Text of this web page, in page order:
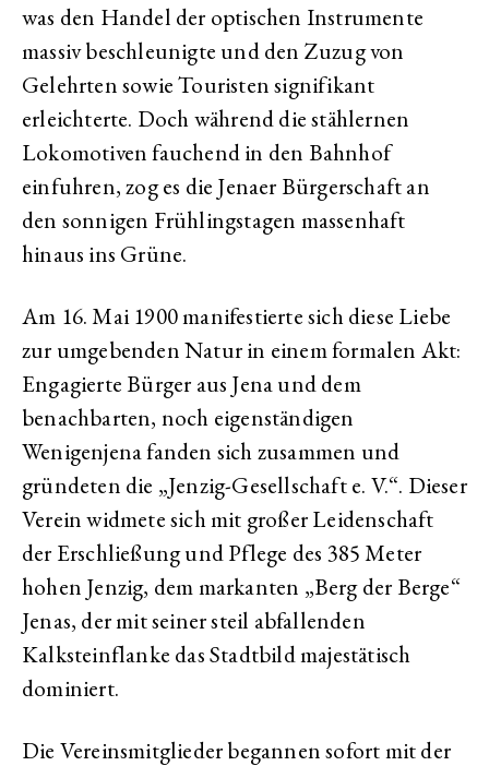
was den Handel der optischen Instrumente
massiv beschleunigte und den Zuzug von
Gelehrten sowie Touristen signifikant
erleichterte. Doch während die stählernen
Lokomotiven fauchend in den Bahnhof
einfuhren, zog es die Jenaer Bürgerschaft an
den sonnigen Frühlingstagen massenhaft
hinaus ins Grüne.
Am 16. Mai 1900 manifestierte sich diese Liebe
zur umgebenden Natur in einem formalen Akt:
Engagierte Bürger aus Jena und dem
benachbarten, noch eigenständigen
Wenigenjena fanden sich zusammen und
gründeten die „Jenzig-Gesellschaft e. V.“. Dieser
Verein widmete sich mit großer Leidenschaft
der Erschließung und Pflege des 385 Meter
hohen Jenzig, dem markanten „Berg der Berge“
Jenas, der mit seiner steil abfallenden
Kalksteinflanke das Stadtbild majestätisch
dominiert.
Die Vereinsmitglieder begannen sofort mit der